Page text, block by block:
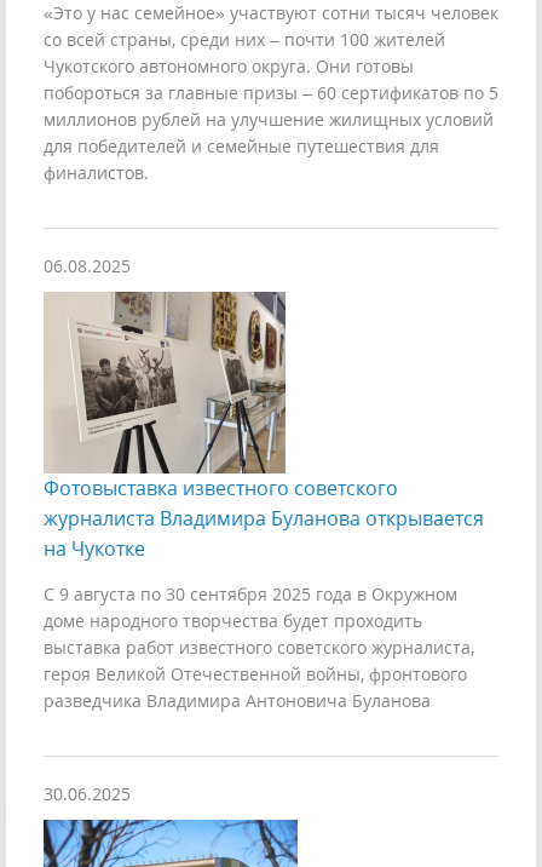
«Это у нас семейное» участвуют сотни тысяч человек
со всей страны, среди них – почти 100 жителей
Чукотского автономного округа. Они готовы
побороться за главные призы – 60 сертификатов по 5
миллионов рублей на улучшение жилищных условий
для победителей и семейные путешествия для
финалистов.
06.08.2025
Фотовыставка известного советского
журналиста Владимира Буланова открывается
на Чукотке
С 9 августа по 30 сентября 2025 года в Окружном
доме народного творчества будет проходить
выставка работ известного советского журналиста,
героя Великой Отечественной войны, фронтового
разведчика Владимира Антоновича Буланова
30.06.2025